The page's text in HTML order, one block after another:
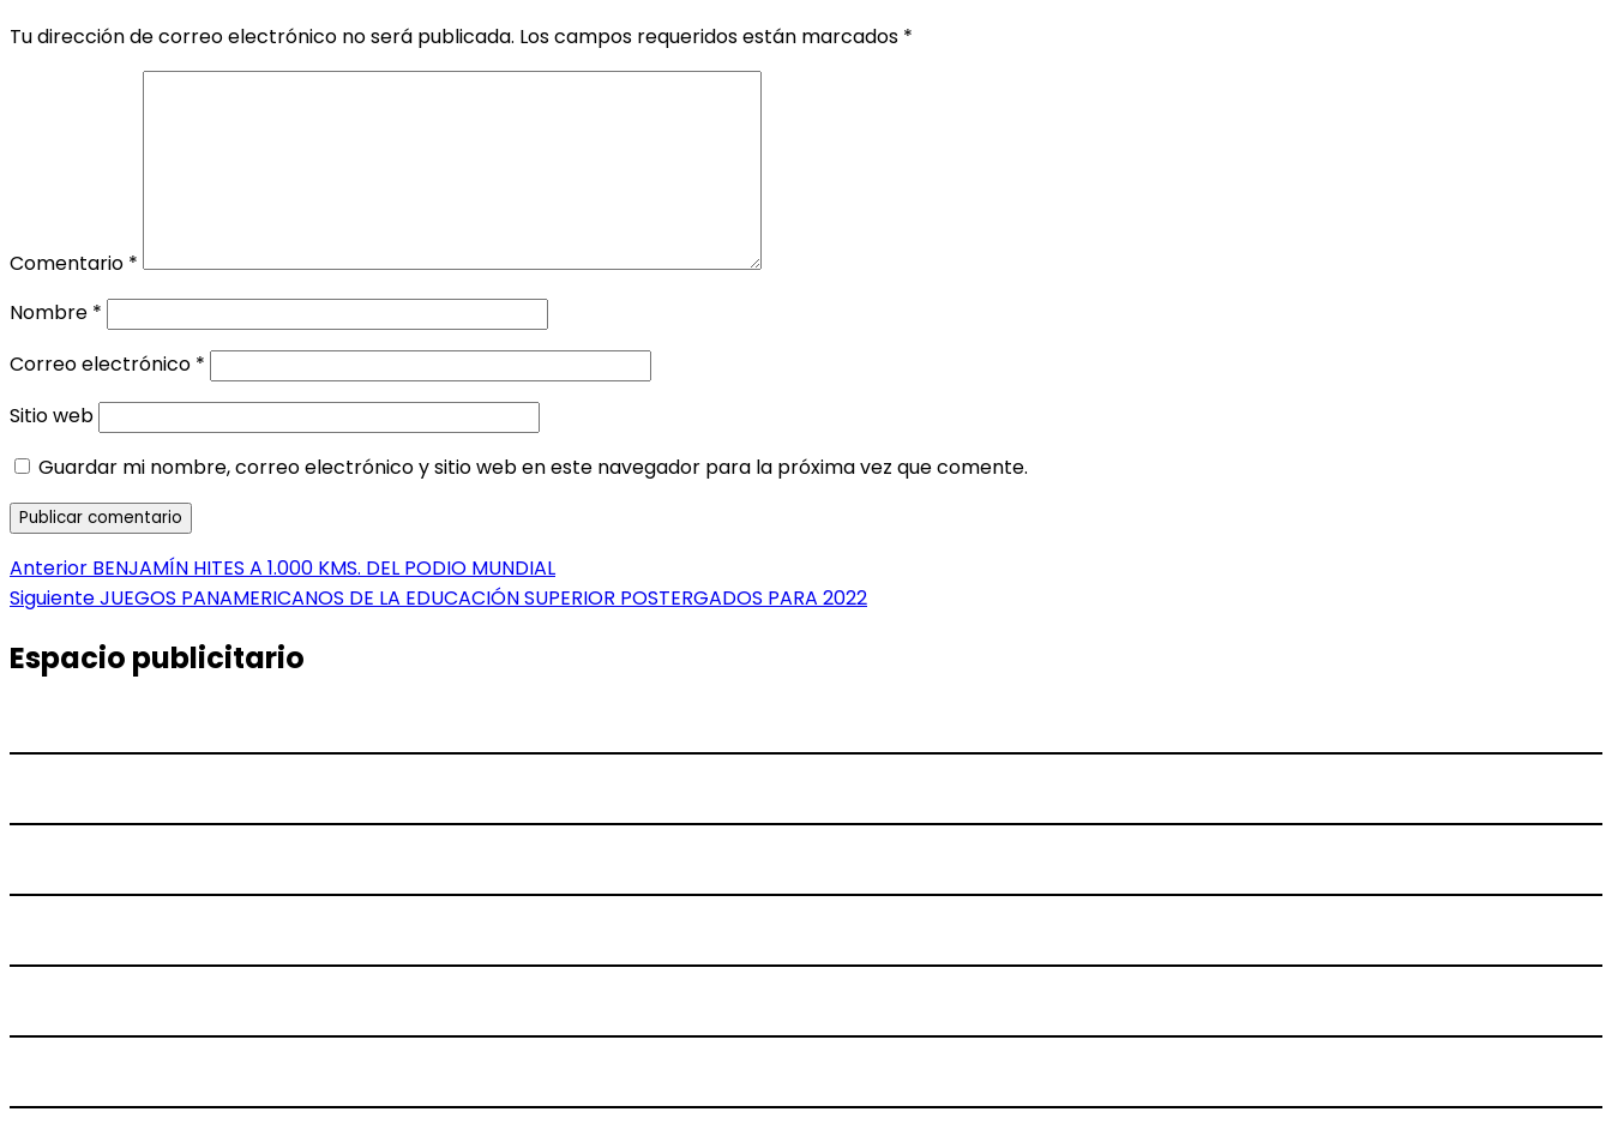
Tu dirección de correo electrónico no será publicada. Los campos requeridos están marcados *
Comentario *
Nombre *
Correo electrónico *
Sitio web
Guardar mi nombre, correo electrónico y sitio web en este navegador para la próxima vez que comente.
Navegación
de
entradas
Anterior Entrada
anterior:
BENJAMÍN HITES A 1.000 KMS. DEL PODIO MUNDIAL
SiguienteEntrada
JUEGOS PANAMERICANOS DE LA EDUCACIÓN SUPERIOR POSTERGADOS PARA 2022
Espacio publicitario